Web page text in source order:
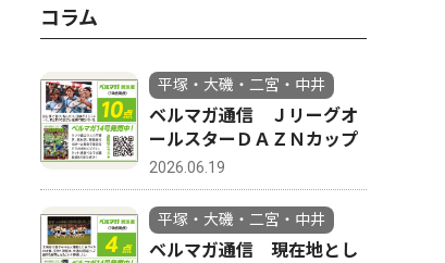
コラム
平塚・大磯・二宮・中井
ベルマガ通信 Ｊリーグオ
ールスターＤＡＺＮカップ
2026.06.19
平塚・大磯・二宮・中井
ベルマガ通信 現在地とし